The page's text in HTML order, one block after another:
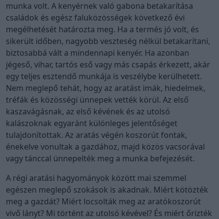
munka volt. A kenyérnek való gabona betakarítása
családok és egész faluközösségek következő évi
megélhetését határozta meg. Ha a termés jó volt, és
sikerült időben, nagyobb veszteség nélkül betakarítani,
biztosabbá vált a mindennapi kenyér. Ha azonban
jégeső, vihar, tartós eső vagy más csapás érkezett, akár
egy teljes esztendő munkája is veszélybe kerülhetett.
Nem meglepő tehát, hogy az aratást imák, hiedelmek,
tréfák és közösségi ünnepek vették körül. Az első
kaszavágásnak, az első kévének és az utolsó
kalászoknak egyaránt különleges jelentőséget
tulajdonítottak. Az aratás végén koszorút fontak,
énekelve vonultak a gazdához, majd közös vacsorával
vagy tánccal ünnepelték meg a munka befejezését.
A régi aratási hagyományok között mai szemmel
egészen meglepő szokások is akadnak. Miért kötözték
meg a gazdát? Miért locsolták meg az aratókoszorút
vivő lányt? Mi történt az utolsó kévével? És miért őrizték